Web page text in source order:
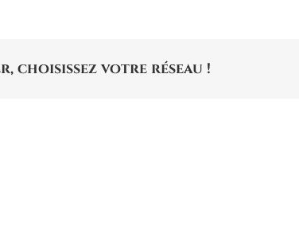
choisissez votre réseau !